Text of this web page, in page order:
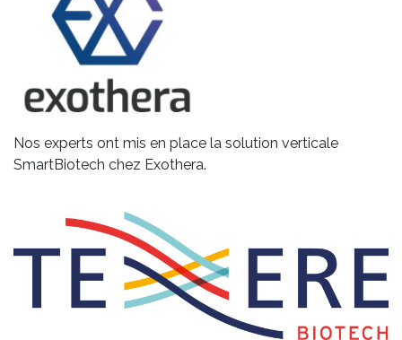
Nos experts ont mis en place la solution verticale
SmartBiotech chez Exothera.